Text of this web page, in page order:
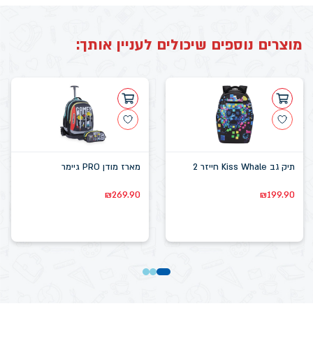
מוצרים נוספים שיכולים לעניין אותך:
תיק גב Kiss Whale חייזר 2
₪199.90
מארז מודן PRO גיימר
₪269.90